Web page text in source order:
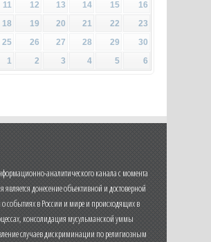
11 12 13 14 15
16
18 19 20 21 22
23
25 26 27 28 29
30
1 2 3 4 5 6
аналитического канала с момента
является донесение объективной и достоверной
событиях в России и мире и происходящих в
консолидация мусульманской уммы
случаев дискриминации по религиозным